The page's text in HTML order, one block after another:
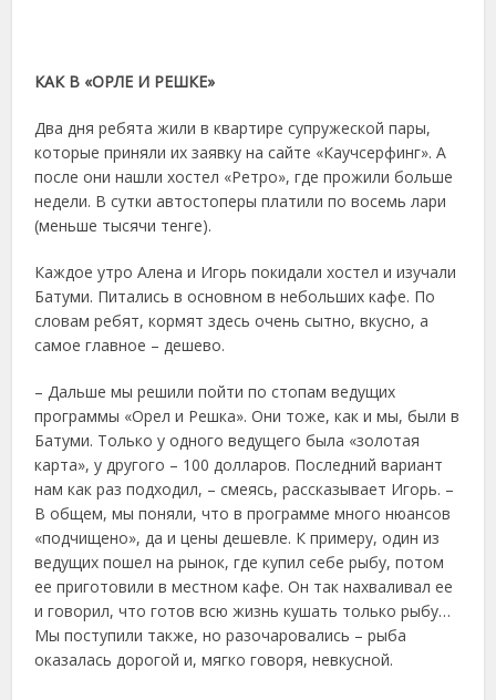
КАК В «ОРЛЕ И РЕШКЕ»
Два дня ребята жили в квартире супружеской пары,
которые приняли их заявку на сайте «Каучсерфинг». А
после они нашли хостел «Ретро», где прожили больше
недели. В сутки автостоперы платили по восемь лари
(меньше тысячи тенге).
Каждое утро Алена и Игорь покидали хостел и изучали
Батуми. Питались в основном в небольших кафе. По
словам ребят, кормят здесь очень сытно, вкусно, а
самое главное – дешево.
– Дальше мы решили пойти по стопам ведущих
программы «Орел и Решка». Они тоже, как и мы, были в
Батуми. Только у одного ведущего была «золотая
карта», у другого – 100 долларов. Последний вариант
нам как раз подходил, – смеясь, рассказывает Игорь. –
В общем, мы поняли, что в программе много нюансов
«подчищено», да и цены дешевле. К примеру, один из
ведущих пошел на рынок, где купил себе рыбу, потом
ее приготовили в местном кафе. Он так нахваливал ее
и говорил, что готов всю жизнь кушать только рыбу…
Мы поступили также, но разочаровались – рыба
оказалась дорогой и, мягко говоря, невкусной.